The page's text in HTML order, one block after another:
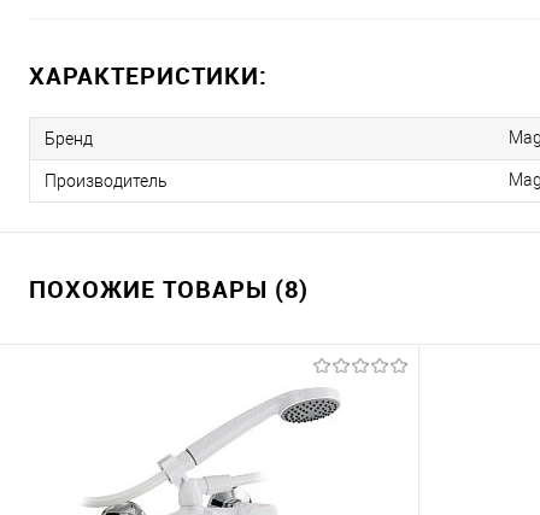
ХАРАКТЕРИСТИКИ:
Бренд
Производитель
ПОХОЖИЕ ТОВАРЫ (8)